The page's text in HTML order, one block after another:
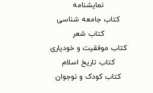
نمایشنامه
کتاب جامعه شناسی
کتاب شعر
کتاب موفقیت و خودیاری
کتاب تاریخ اسلام
کتاب کودک و نوجوان